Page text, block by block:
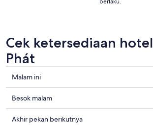
Cek ketersediaan
Phát
Cek
harga
di
Kim
Phát
Malam ini
Cek
harga
di
Besok malam
Cek
Akhir pekan berikutnya